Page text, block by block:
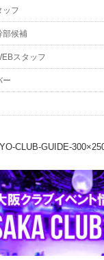
ッフ
部候補
スタッフ
ー